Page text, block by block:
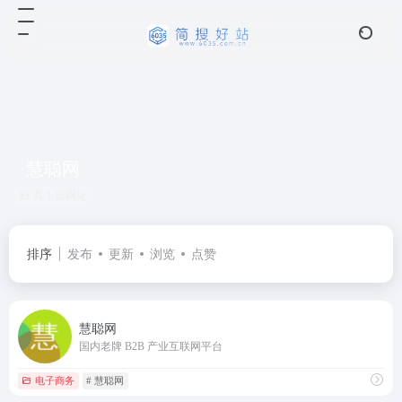
排序 发布 更新 浏览 点赞
慧聪网
国内老牌 B2B 产业互联网平台
电子商务 # 慧聪网